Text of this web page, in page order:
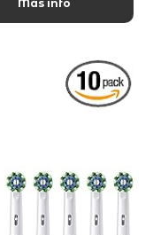
Más info